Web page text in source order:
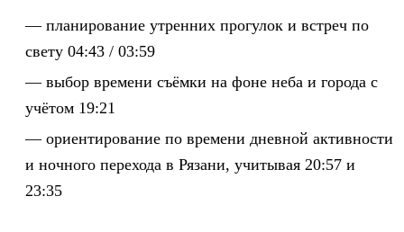
планирование утренних прогулок и встреч по
свету 04:43 / 03:59
выбор времени съёмки на фоне неба и города с
учётом 19:21
ориентирование по времени дневной активности
и ночного перехода в Рязани, учитывая 20:57 и
23:35